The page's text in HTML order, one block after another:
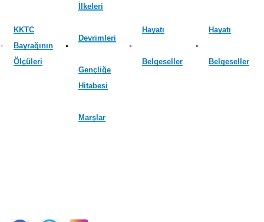
KKTC
Bayrağının
Ölçüleri
İlkeleri
Devrimleri
Gençliğe
Hitabesi
Marşlar
Hayatı
Belgeseller
Hayatı
Belgeseller